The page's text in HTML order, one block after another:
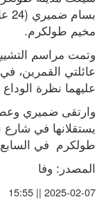
مخيم طولكرم.
عليهما نظرة الوداع
طولكرم  في
المصدر: وفا
2025-02-07 || 15:55